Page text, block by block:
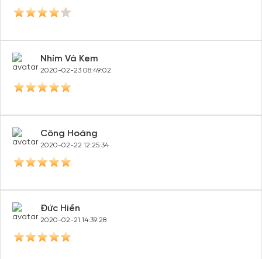
Nhím Và Kem
2020-02-23 08:49:02
Công Hoàng
2020-02-22 12:25:34
Đức Hiền
2020-02-21 14:39:28